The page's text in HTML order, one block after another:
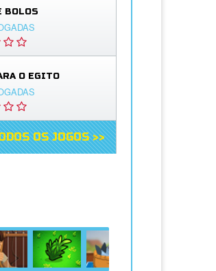
BOLOS
O EGITO
OS JOGOS >>